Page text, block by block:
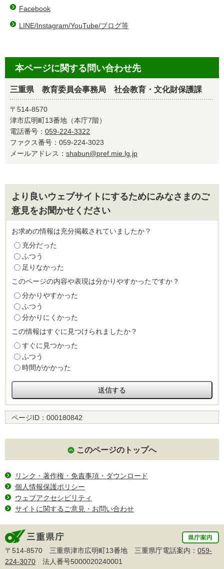
Facebook
LINE/Instagram/YouTube/ブログ等
本ページに関する問い合わせ先
三重県 教育委員会事務局 社会教育・文化財保護課
〒514-8570
津市広明町13番地（本庁7階）
電話番号： 059-224-3322
ファクス番号：059-224-3023
メールアドレス： shabun@pref.mie.lg.jp
より良いウェブサイトにするためにみなさまのご
意見をお聞かせください
お求めの情報は充分掲載されていましたか？
充分だった
ふつう
足りなかった
このページの内容や表現は分かりやすかったですか？
分かりやすかった
ふつう
分かりにくかった
この情報はすぐに見つけられましたか？
すぐに見つかった
ふつう
時間がかかった
ページID： 000180842
このページのトップへ
リンク・著作権・免責事項・ダウンロード
個人情報保護ポリシー
ウェブアクセシビリティ
サイトに関するご意見・お問い合わせ
〒514-8570 三重県津市広明町13番地 三重県庁電話案内： 059-
224-3070 法人番号5000020240001